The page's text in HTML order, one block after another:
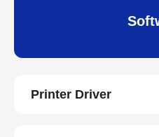
Printer Driver